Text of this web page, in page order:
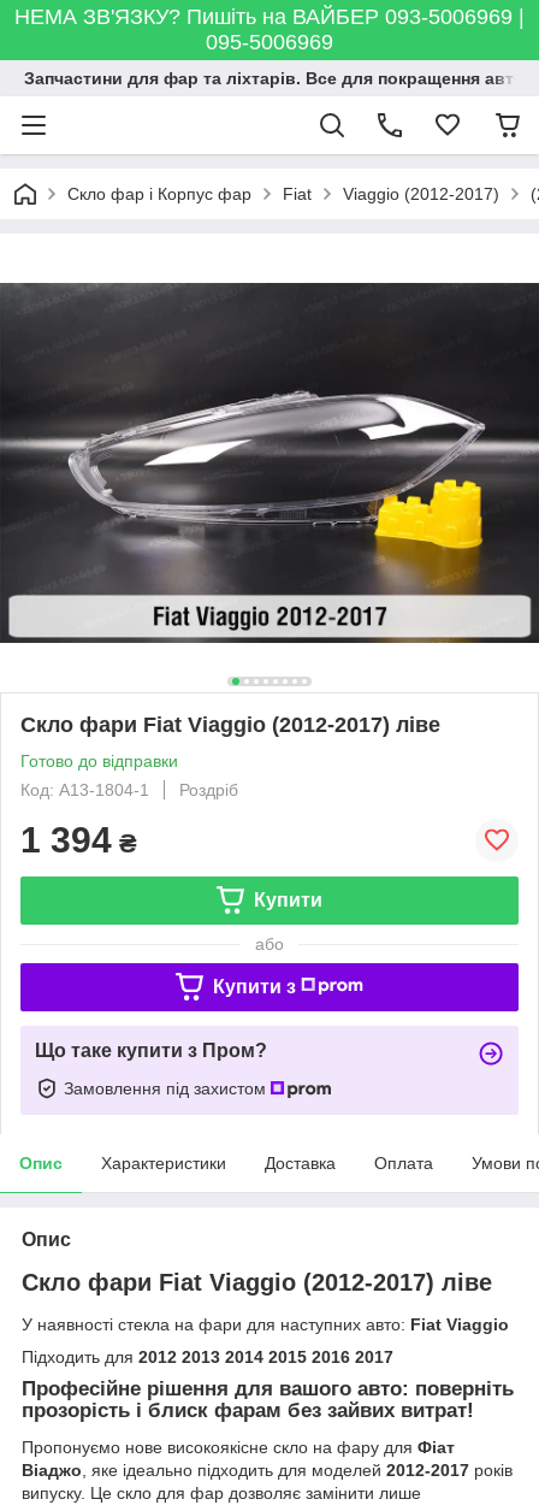
НЕМА ЗВ'ЯЗКУ? Пишіть на ВАЙБЕР 093-5006969 |
095-5006969
Запчастини для фар та ліхтарів. Все для покращення
Скло фар і Корпус фар Fiat Viaggio (2012-2017)
Скло фари Fiat Viaggio (2012-2017) ліве
Готово до відправки
Код: A13-1804-1
Роздріб
1 394 ₴
Купити
або
Купити з
Що таке купити з Пром?
Замовлення під захистом
Опис Характеристики Доставка Оплата Умови
Опис
Скло фари Fiat Viaggio (2012-2017) ліве
У наявності стекла на фари для наступних авто: Fiat Viaggio
Підходить для 2012 2013 2014 2015 2016 2017
Професійне рішення для вашого авто: поверніть
прозорість і блиск фарам без зайвих витрат!
Пропонуємо нове високоякісне скло на фару для Фіат
Віаджо, яке ідеально підходить для моделей 2012-2017 років
випуску. Це скло для фар дозволяє замінити лише